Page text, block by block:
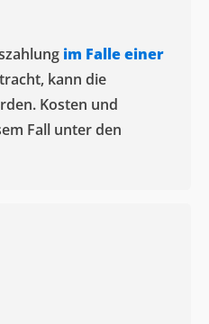
im Falle einer
kann die
Kosten und
Fall unter den